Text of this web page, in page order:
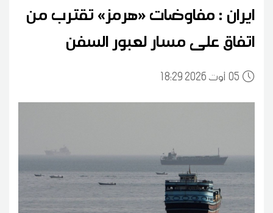
ايران : مفاوضات «هرمز» تقترب من
اتفاق على مسار لعبور السفن
0518:29 2026 أوت